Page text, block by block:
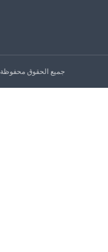
جميع الحقوق محفوظة 2026 ©